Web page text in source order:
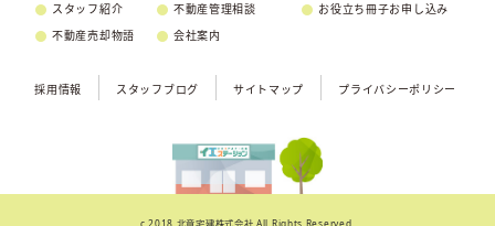
スタッフ紹介
不動産売却物語
不動産管理相談
会社案内
お役立ち冊子お申し込み
採用情報 スタッフブログ サイトマップ プライバシーポリシー